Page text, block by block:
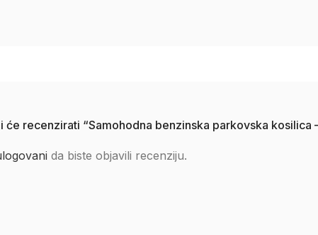
će recenzirati “Samohodna benzinska parkovska kosilica
da biste objavili recenziju.